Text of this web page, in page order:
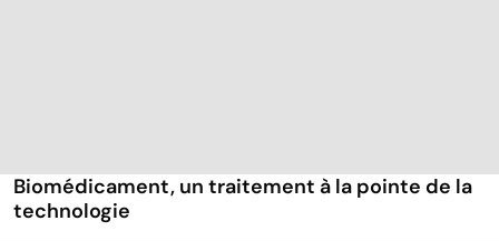
Biomédicament, un traitement à la pointe de la
technologie